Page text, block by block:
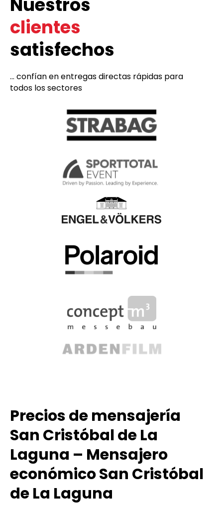
clientes
satisfechos
... confían en entregas directas rápidas para
todos los sectores
Precios de mensajería
San Cristóbal de La
Laguna – Mensajero
económico San Cristóbal
de La Laguna